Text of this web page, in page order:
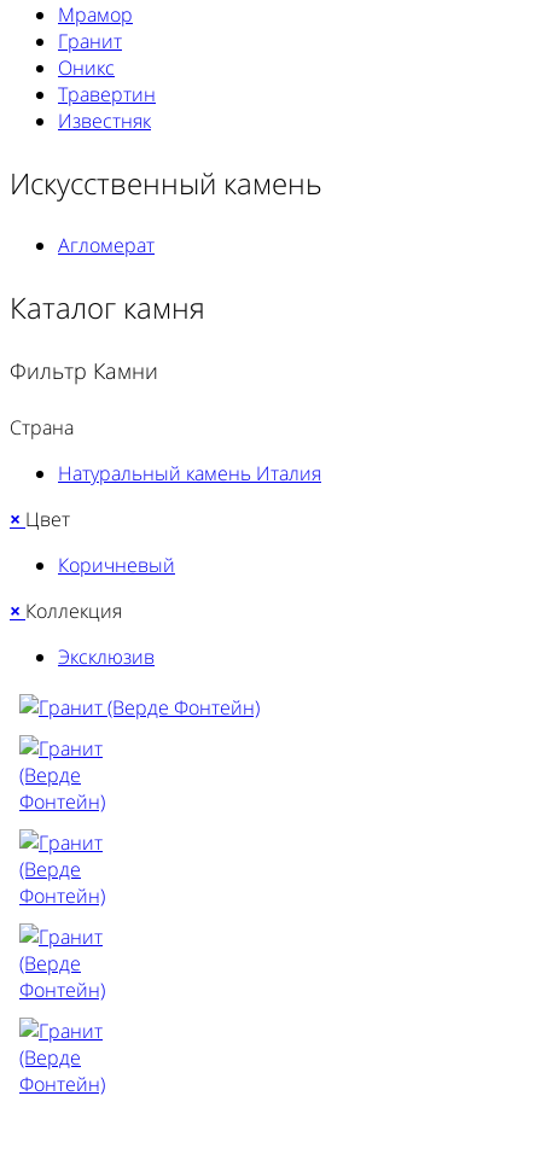
Мрамор
Гранит
Оникс
Травертин
Известняк
Искусственный камень
Агломерат
Каталог камня
Фильтр Камни
Страна
Натуральный камень Италия
× Цвет
Коричневый
× Коллекция
Эксклюзив